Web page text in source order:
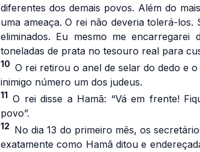
diferentes dos demais povos. Além do
uma ameaça. O rei não deveria tolerá-
eliminados. Eu mesmo me encarregarei
toneladas de prata no tesouro real para
10 O rei retirou o anel de selar do dedo e
inimigo número um dos judeus.
11 O rei disse a Hamã: “Vá em frente!
povo”.
12 No dia 13 do primeiro mês, os
exatamente como Hamã ditou e